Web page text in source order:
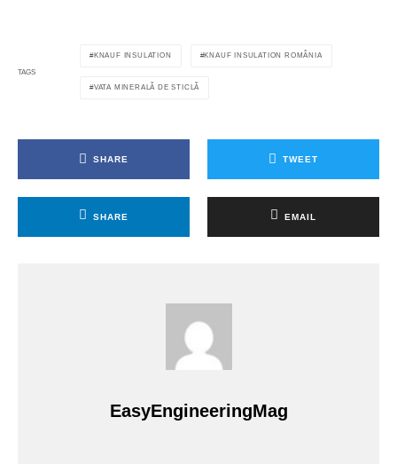
TAGS
KNAUF INSULATION KNAUF INSULATION ROMÂNIA
VATA MINERALĂ DE STICLĂ
SHARE TWEET
SHARE EMAIL
EasyEngineeringMag